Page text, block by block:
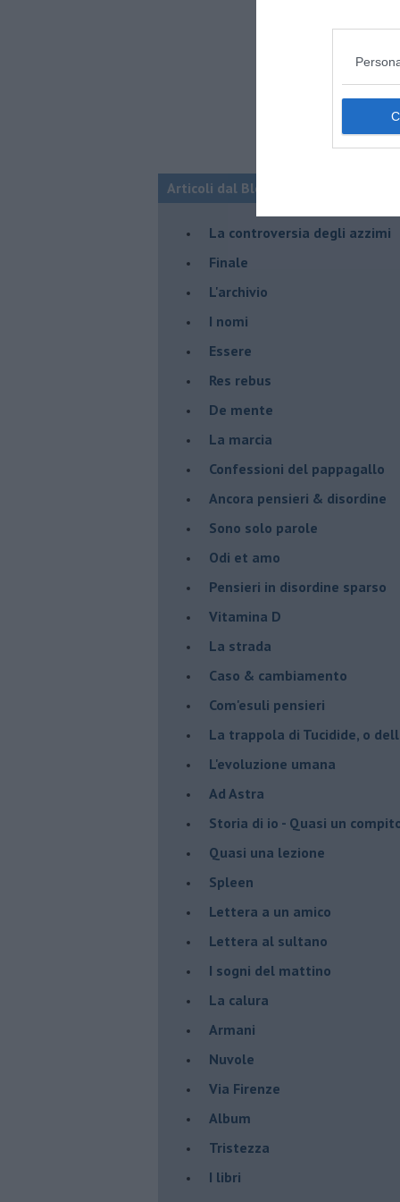
Articoli dal Blog “Racconti della
La controversia degli azzimi
Finale
L'archivio
I nomi
Essere
Res rebus
De mente
La marcia
Confessioni del pappagallo
Ancora pensieri & disordine
Sono solo parole
Odi et amo
Pensieri in disordine sparso
Vitamina D
La strada
Caso & cambiamento
Com'esuli pensieri
La trappola di Tucidide, o
L'evoluzione umana
Ad Astra
Storia di io - Quasi un
Quasi una lezione
Spleen
Lettera a un amico
Lettera al sultano
I sogni del mattino
La calura
Armani
Nuvole
Via Firenze
Album
Tristezza
I libri